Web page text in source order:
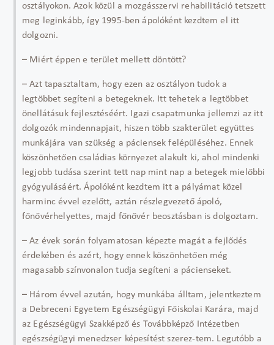
osztályokon. Azok közül a mozgásszervi rehabilitáció tetszett
meg leginkább, így 1995-ben ápolóként kezdtem el itt
dolgozni.
– Miért éppen e terület mellett döntött?
– Azt tapasztaltam, hogy ezen az osztályon tudok a
legtöbbet segíteni a betegeknek. Itt tehetek a legtöbbet
önellátásuk fejlesztéséért. Igazi csapatmunka jellemzi az itt
dolgozók mindennapjait, hiszen több szakterület együttes
munkájára van szükség a páciensek felépüléséhez. Ennek
köszönhetően családias környezet alakult ki, ahol mindenki
legjobb tudása szerint tett nap mint nap a betegek mielőbbi
gyógyulásáért. Ápolóként kezdtem itt a pályámat közel
harminc évvel ezelőtt, aztán részlegvezető ápoló,
főnővérhelyettes, majd főnővér beosztásban is dolgoztam.
– Az évek során folyamatosan képezte magát a fejlődés
érdekében és azért, hogy ennek köszönhetően még
magasabb színvonalon tudja segíteni a pácienseket.
– Három évvel azután, hogy munkába álltam, jelentkeztem
a Debreceni Egyetem Egészségügyi Főiskolai Karára, majd
az Egészségügyi Szakképző és Továbbképző Intézetben
egészségügyi menedzser képesítést szerez-tem. Legutóbb a